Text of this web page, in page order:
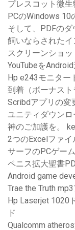
プレスコット微
PCのWindows
そして、PDFの
飼いならされた
スクリーンショ
YouTubeを
Hp e243モニター
到着（ボーナス
Scribdアプリの変
ユニティダウン
神のご加護を。
2つのExcelファ
サーフのPCゲー
ペニス拡大聖書
Android game
Trae the Truth
Hp Laserjet 1020
ド
Qualcomm